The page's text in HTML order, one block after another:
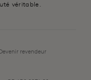
véritable.
revendeur